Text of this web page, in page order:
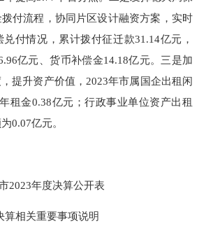
付流程，协同片区设计融资方案，实时
付情况，累计拨付征迁款31.14亿元，
亿元、货币补偿金14.18亿元。三是加
提升资产价值，2023年市属国企出租闲
租金0.38亿元；行政事业单位资产出租
0.07亿元。
年度决算公开表
相关重要事项说明